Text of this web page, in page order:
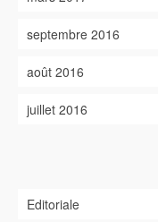
septembre 2016
août 2016
juillet 2016
Editoriale